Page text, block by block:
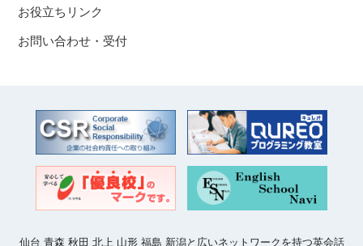
お役立ちリンク
お問い合わせ・受付
仙台 青森 秋田 北上 山形 福島 新潟と広いネットワークを持つ英会話